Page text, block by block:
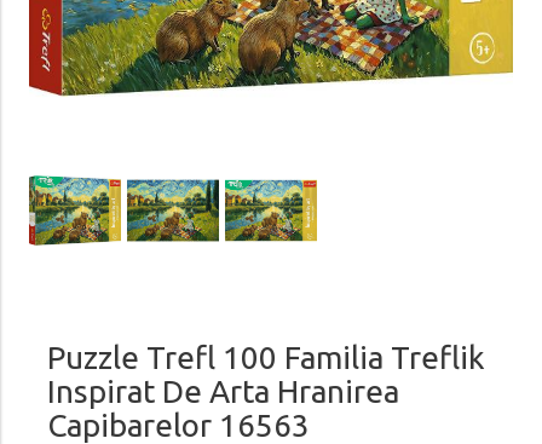
Puzzle Trefl 100 Familia Treflik
Inspirat De Arta Hranirea
Capibarelor 16563